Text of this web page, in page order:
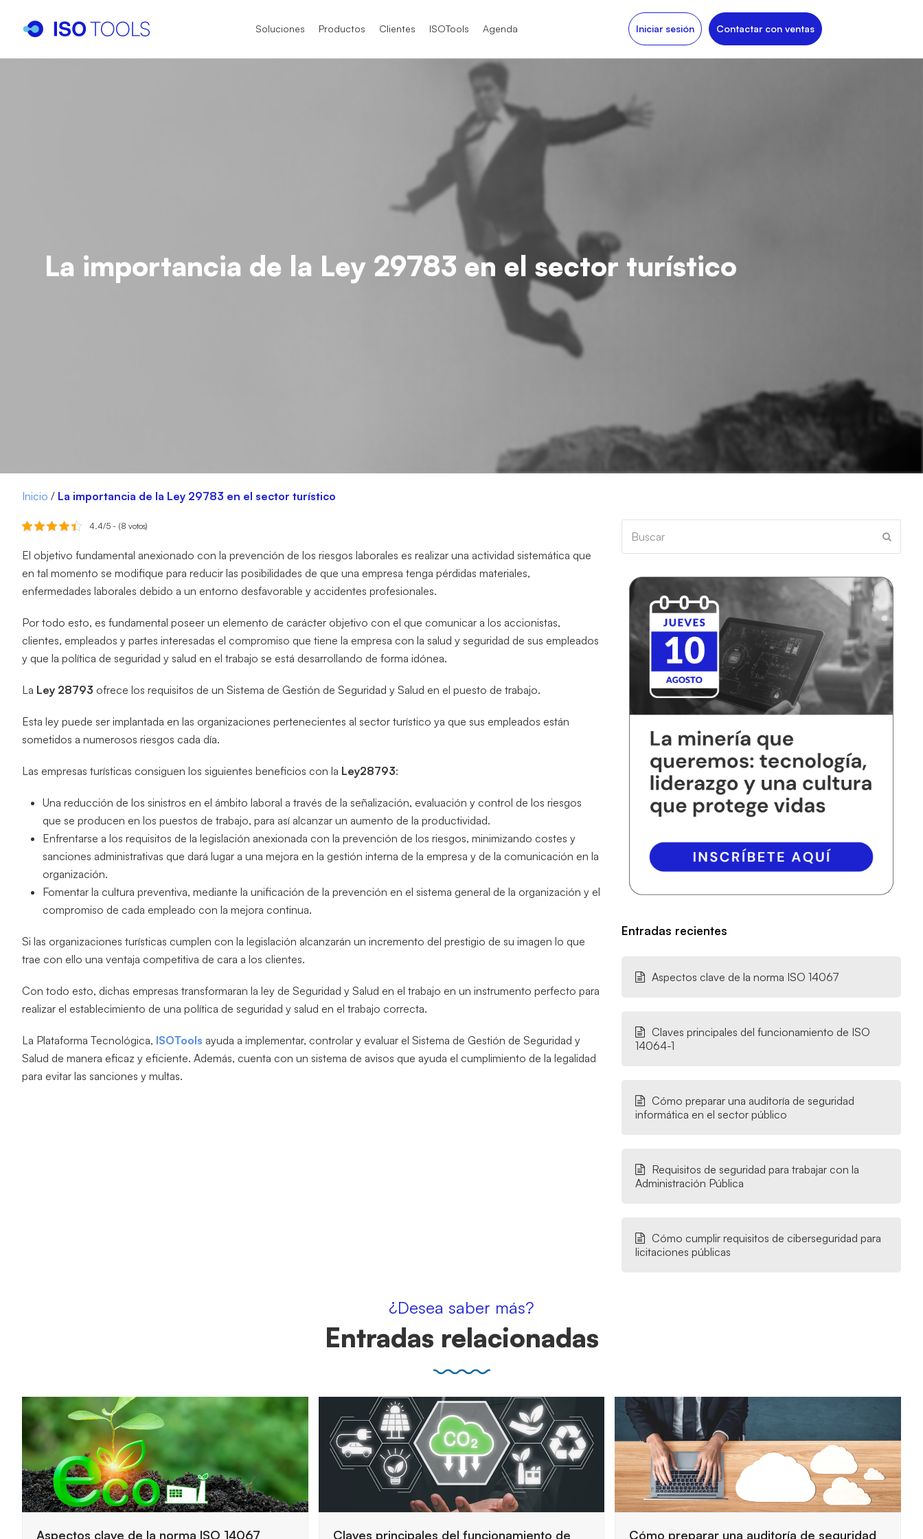
Soluciones Productos Clientes ISOTools Agenda Iniciar sesión Contactar con ventas
La importancia de la Ley 29783 en el sector turístico
Inicio / La importancia de la Ley 29783 en el sector turístico
4.4/5 - (8 votos)
El objetivo fundamental anexionado con la prevención de los riesgos laborales es realizar una actividad sistemática que
en tal momento se modifique para reducir las posibilidades de que una empresa tenga pérdidas materiales,
enfermedades laborales debido a un entorno desfavorable y accidentes profesionales.
Por todo esto, es fundamental poseer un elemento de carácter objetivo con el que comunicar a los accionistas,
clientes, empleados y partes interesadas el compromiso que tiene la empresa con la salud y seguridad de sus empleados
y que la política de seguridad y salud en el trabajo se está desarrollando de forma idónea.
La Ley 28793 ofrece los requisitos de un Sistema de Gestión de Seguridad y Salud en el puesto de trabajo.
Esta ley puede ser implantada en las organizaciones pertenecientes al sector turístico ya que sus empleados están
sometidos a numerosos riesgos cada día.
Las empresas turísticas consiguen los siguientes beneficios con la Ley28793:
Una reducción de los sinistros en el ámbito laboral a través de la señalización, evaluación y control de los riesgos
que se producen en los puestos de trabajo, para así alcanzar un aumento de la productividad.
Enfrentarse a los requisitos de la legislación anexionada con la prevención de los riesgos, minimizando costes y
sanciones administrativas que dará lugar a una mejora en la gestión interna de la empresa y de la comunicación en la
organización.
Fomentar la cultura preventiva, mediante la unificación de la prevención en el sistema general de la organización y el
compromiso de cada empleado con la mejora continua.
Si las organizaciones turísticas cumplen con la legislación alcanzarán un incremento del prestigio de su imagen lo que
trae con ello una ventaja competitiva de cara a los clientes.
Con todo esto, dichas empresas transformaran la ley de Seguridad y Salud en el trabajo en un instrumento perfecto para
realizar el establecimiento de una política de seguridad y salud en el trabajo correcta.
La Plataforma Tecnológica, ISOTools ayuda a implementar, controlar y evaluar el Sistema de Gestión de Seguridad y
Salud de manera eficaz y eficiente. Además, cuenta con un sistema de avisos que ayuda el cumplimiento de la legalidad
para evitar las sanciones y multas.
Entradas recientes
Aspectos clave de la norma ISO 14067
Claves principales del funcionamiento de ISO
14064-1
Cómo preparar una auditoría de seguridad
informática en el sector público
Requisitos de seguridad para trabajar con la
Administración Pública
Cómo cumplir requisitos de ciberseguridad para
licitaciones públicas
¿Desea saber más?
Entradas relacionadas
Claves principales del funcionamiento de
Cómo preparar una auditoría de seguridad
Requisitos de seguridad para trabajar con la
Administración Pública
29 julio, 2026
Las entidades públicas exigen controles estrictos